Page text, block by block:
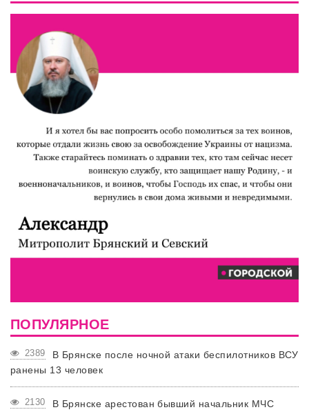
ПОПУЛЯРНОЕ
2389
В Брянске после ночной атаки беспилотников ВСУ
ранены 13 человек
2130 В Брянске арестован бывший начальник МЧС